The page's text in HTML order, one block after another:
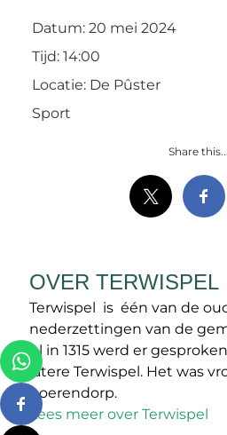
Datum: 20 mei 2024
Tijd: 14:00
Locatie: De Pûster
Sport
Share this...
OVER TERWISPEL
Terwispel is één van de
nederzettingen van de
Al in 1315 werd er
latere Terwispel. Het was
boerendorp.
Lees meer over Terwispel